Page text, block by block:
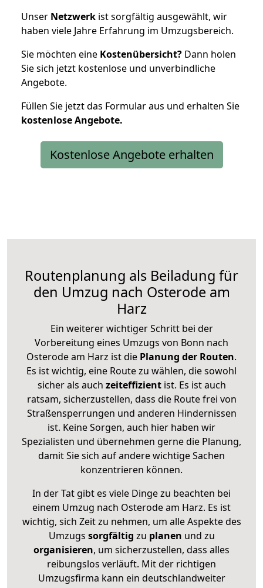
Unser Netzwerk ist sorgfältig ausgewählt, wir
haben viele Jahre Erfahrung im Umzugsbereich.
Sie möchten eine Kostenübersicht? Dann holen
Sie sich jetzt kostenlose und unverbindliche
Angebote.
Füllen Sie jetzt das Formular aus und erhalten Sie
kostenloseAngebote.
Kostenlose Angebote erhalten
Routenplanung als Beiladung für
den Umzug nach Osterode am
Harz
Ein weiterer wichtiger Schritt bei der
Vorbereitung eines Umzugs von Bonn nach
Osterode am Harz ist die Planung der Routen.
Es ist wichtig, eine Route zu wählen, die sowohl
sicher als auch zeiteffizientist. Es ist auch
ratsam, sicherzustellen, dass die Route frei von
Straßensperrungen und anderen Hindernissen
ist. Keine Sorgen, auch hier haben wir
Spezialisten und übernehmen gerne die Planung,
damit Sie sich auf andere wichtige Sachen
konzentrieren können.
In der Tat gibt es viele Dinge zu beachten bei
einem Umzug nach Osterode am Harz. Es ist
wichtig, sich Zeit zu nehmen, um alle Aspekte des
Umzugs sorgfältig zu planen und zu
organisieren, um sicherzustellen, dass alles
reibungslos verläuft. Mit der richtigen
Umzugsfirma kann ein deutschlandweiter